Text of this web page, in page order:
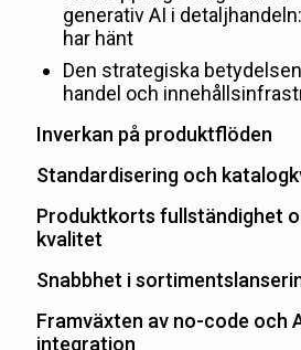
generativ AI i
har hänt
Den strategiska
handel och
Inverkan på produktflöden
Standardisering och
Produktkorts fullständighet
kvalitet
Snabbhet i
Framväxten av no-code och
integration